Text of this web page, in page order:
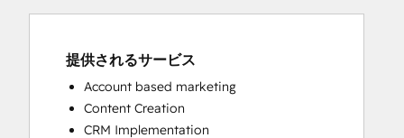
提供されるサービス
Account based marketing
Content Creation
CRM Implementation